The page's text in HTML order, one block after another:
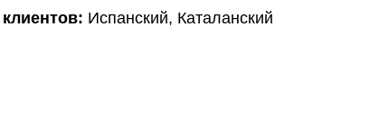
Испанский, Каталанский